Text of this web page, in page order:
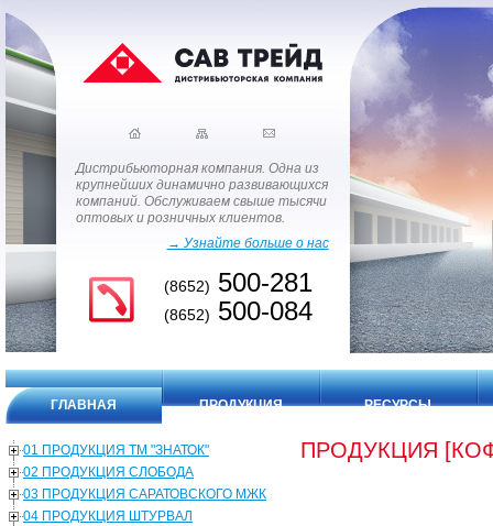
Дистрибьюторная компания. Одна из
крупнейших динамично развивающихся
компаний. Обслуживаем свыше тысячи
оптовых и розничных клиентов.
→ Узнайте больше о нас
(8652) 500-281
(8652) 500-084
ГЛАВНАЯ ПРОДУКЦИЯ РЕСУРСЫ
01 ПРОДУКЦИЯ ТМ "ЗНАТОК"
02 ПРОДУКЦИЯ СЛОБОДА
03 ПРОДУКЦИЯ САРАТОВСКОГО МЖК
04 ПРОДУКЦИЯ ШТУРВАЛ
ПРОДУКЦИЯ